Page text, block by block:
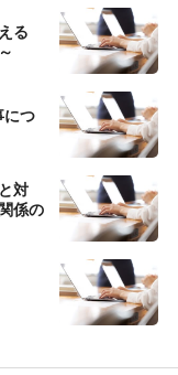
る
につ
対
係の